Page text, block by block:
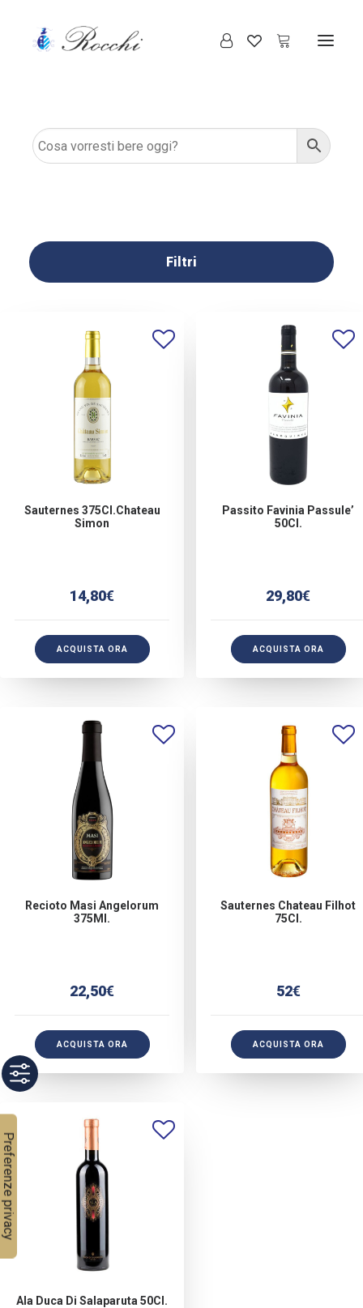
Filtri
Sauternes 375Cl.chateau
Simon
14,80€
ACQUISTA ORA
Passito Favinia Passule’
50Cl.
29,80€
ACQUISTA ORA
Recioto Masi Angelorum
375Ml.
22,50€
ACQUISTA ORA
Sauternes Chateau Filhot
75Cl.
52€
ACQUISTA ORA
Ala Duca Di Salaparuta 50Cl.